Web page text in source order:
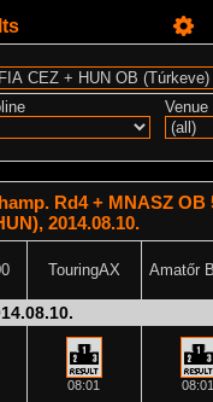
Venue
Rd4 + MNASZ OB
2014.08.10.
TouringAX Amatőr
08:01 08:01